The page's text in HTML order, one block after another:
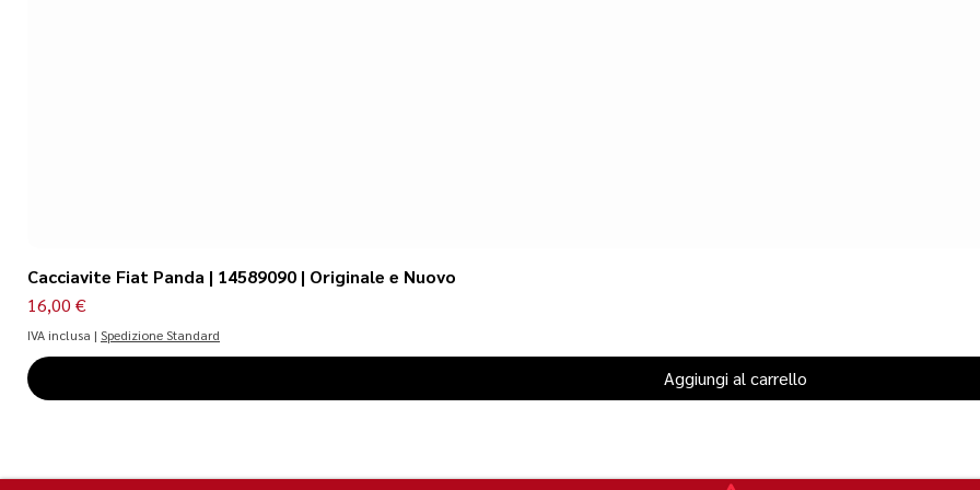
Cacciavite Fiat Panda | 14589090 | Originale e Nuovo
Prezzo
16,00 €
IVA inclusa | Spedizione Standard
Aggiungi al carrello